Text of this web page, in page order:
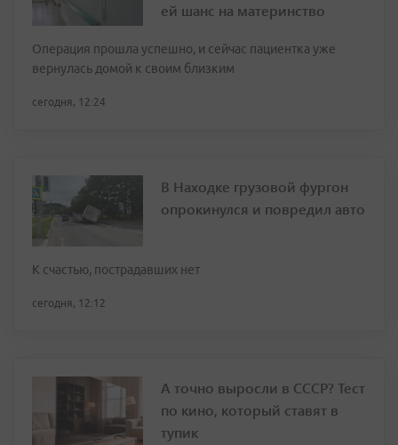
ей шанс на материнство
Операция прошла успешно, и сейчас пациентка уже
вернулась домой к своим близким
сегодня, 12:24
В Находке грузовой фургон
опрокинулся и повредил авто
К счастью, пострадавших нет
сегодня, 12:12
А точно выросли в СССР? Тест
по кино, который ставят в
тупик